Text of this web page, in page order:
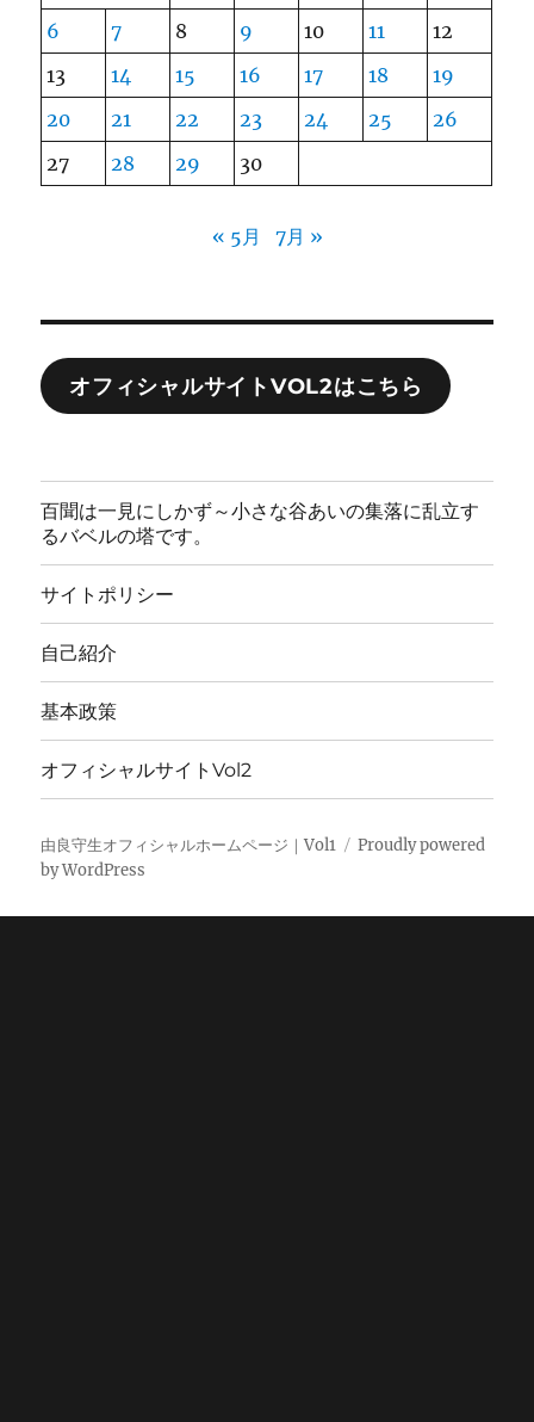
6
7 8 9 10 11
12
13
14 15 16 17 18
19
20
21 22 23 24 25
26
27
28 29 30
« 5月 7月 »
オフィシャルサイトVOL2はこちら
百聞は一見にしかず～小さな谷あいの集落に乱立す
るバベルの塔です。
サイトポリシー
自己紹介
基本政策
オフィシャルサイトVol2
由良守生オフィシャルホームページ｜Vol1
Proudly powered
by WordPress